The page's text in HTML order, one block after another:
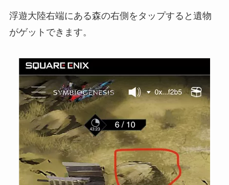
浮遊大陸右端にある森の右側をタップすると遺物
がゲットできます。